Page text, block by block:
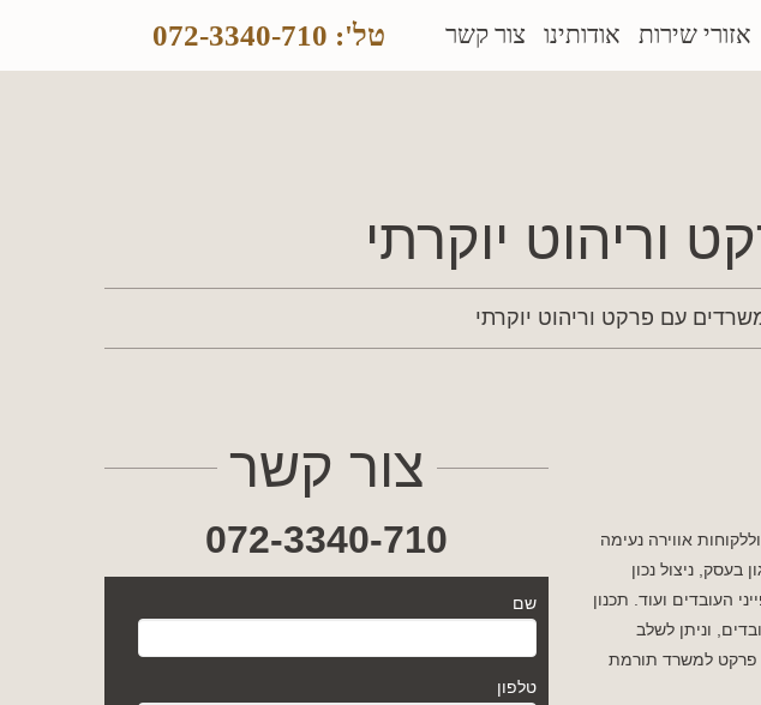
אזורי שירות אודותינו צור קשר טל': 072-3340-710
וריהוט יוקרתי
עם פרקט וריהוט יוקרתי
אווירה נעימה
ניצול נכון
העובדים ועוד. תכנון
וניתן לשלב
פרקט למשרד תורמת
צור קשר
072-3340-710
שם
טלפון